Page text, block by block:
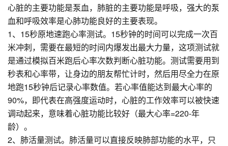
心脏的主要功能是泵血，肺脏的主要功能是呼吸，强大的泵
血和呼吸效率是心肺功能良好的主要表现。
1、15秒原地速跑心率测试。15秒钟的时间可以完成一次百
米冲刺，需要在最短的时间内爆发出最大力量，这项测试就
是通过模拟百米跑后心率次数判断心脏功能。测试需要用到
秒表和心率带，让身边的朋友帮忙计时，然后用尽全力在原
地跑15秒钟后记录心率数值。若心率值能达到最大心率的
90%，即代表在高强度运动时，心脏的工作效率可以被快速
调动起来，意味着心脏功能比较好（最大心率=220-年
龄）。
2、肺活量测试。肺活量可以直接反映肺部功能的水平，只